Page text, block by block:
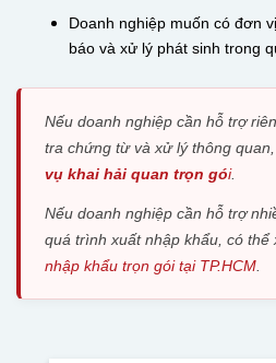
Doanh nghiệp muốn có đơn
báo và xử lý phát sinh trong
Nếu doanh nghiệp cần hỗ trợ
tra chứng từ và xử lý thông
vụ khai hải quan trọn gói.
Nếu doanh nghiệp cần hỗ trợ
quá trình xuất nhập khẩu, có thể
nhập khẩu trọn gói tại TP.HCM